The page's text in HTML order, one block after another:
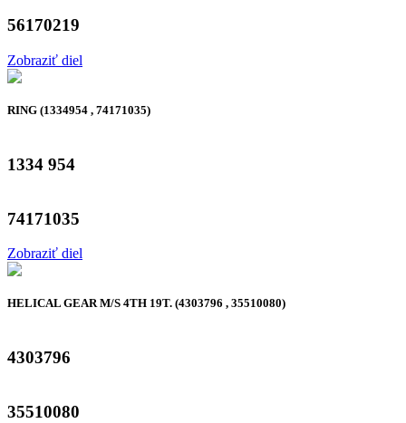
56170219
Zobraziť diel
RING (1334954 , 74171035)
1334 954
74171035
Zobraziť diel
HELICAL GEAR M/S 4TH 19T. (4303796 , 35510080)
4303796
35510080